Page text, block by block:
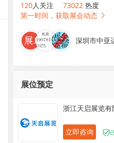
120人关注 73022 热度
第一时间，获取展会动态
深圳市中亚
展位预定
浙江天启展览有
立即咨询